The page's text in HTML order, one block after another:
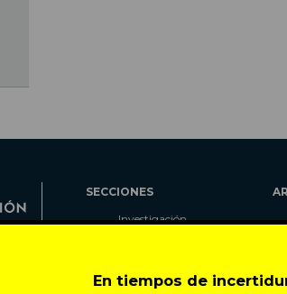
En tiempos de
SECCIONES
Investigación
Cartas